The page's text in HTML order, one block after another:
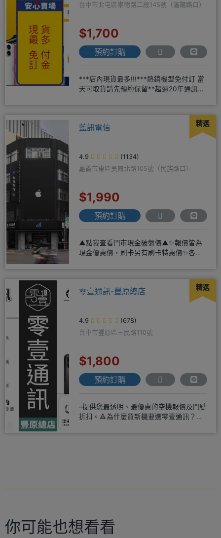
台中市北屯區崇德路二段145號（瀋陽路口）
$1,700
預約訂購
***店內現貨最多!!!***熱銷機型免付訂 當
天可取貨請先預約保留**超過20年通訊經
精選
藍訊電信
4.9
(1134)
嘉義市東區吳鳳北路105號（民族路口）
$1,990
預約訂購
▲點我查看門市現金破盤價▲✨報價皆為
現金優惠價，刷卡另有刷卡特惠價✨各大
精選
零壹通訊-豐原總店
4.9
(678)
台中市豐原區三民路110號
$1,800
預約訂購
–提供您最透明、最優惠的空機報價及門號
折扣。🔺為什麼買新機要選零壹通訊？
你可能也想看看